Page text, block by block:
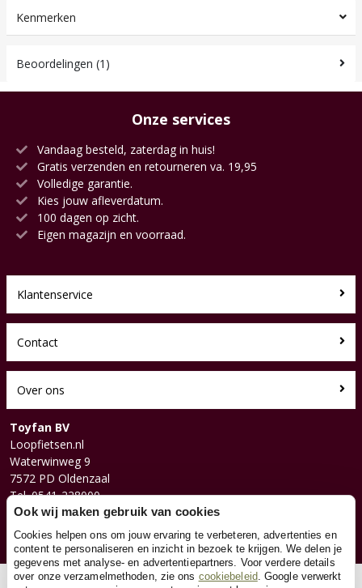
Kenmerken
Beoordelingen (1)
Onze services
Vandaag besteld, zaterdag in huis!
Gratis verzenden en retourneren va. 19,95
Volledige garantie.
Kies jouw afleverdatum.
100 dagen op zicht.
Eigen magazijn en voorraad.
Klantenservice
Contact
Over ons
Toyfan BV
Loopfietsen.nl
Waterwinweg 9
7572 PD Oldenzaal
Tel. 0541-228000
Facebook
Instagram
Ook wij maken gebruik van cookies
Cookies helpen ons om jouw ervaring te verbeteren, advertenties en
content te personaliseren en inzicht in bezoek te krijgen. We delen je
gegevens met analyse- en advertentiepartners. Voor verdere details
over onze verzamelmethoden, zie ons cookiebeleid. Google verwerkt